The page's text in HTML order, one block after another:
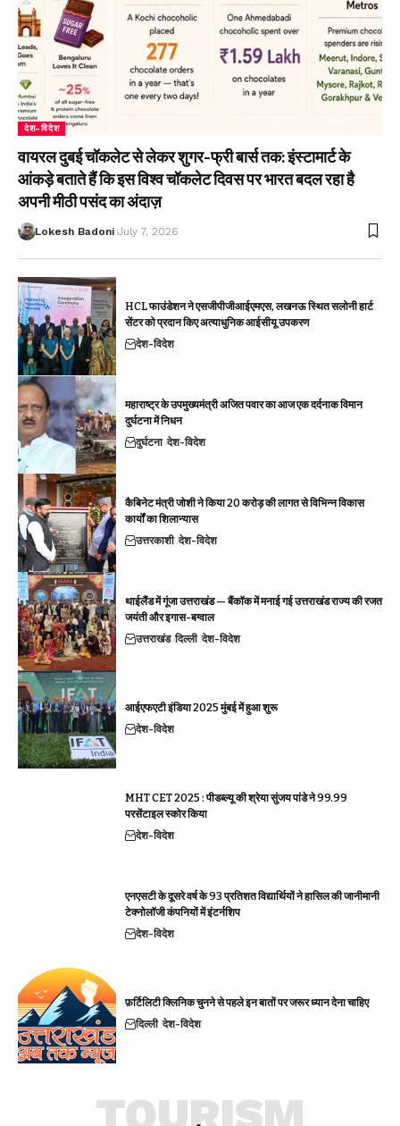
देश-विदेश
वायरल दुबई चॉकलेट से लेकर शुगर-फ्री बार्स तक: इंस्टामार्ट के
आंकड़े बताते हैं कि इस विश्व चॉकलेट दिवस पर भारत बदल रहा है
अपनी मीठी पसंद का अंदाज़
Lokesh Badoni July 7, 2026
HCL फाउंडेशन ने एसजीपीजीआईएमएस, लखनऊ स्थित सलोनी हार्ट
सेंटर को प्रदान किए अत्याधुनिक आईसीयू उपकरण
देश-विदेश
महाराष्ट्र के उपमुख्यमंत्री अजित पवार का आज एक दर्दनाक विमान
दुर्घटना में निधन
दुर्घटना देश-विदेश
कैबिनेट मंत्री जोशी ने किया 20 करोड़ की लागत से विभिन्न विकास
कार्यों का शिलान्यास
उत्तरकाशी देश-विदेश
थाईलैंड में गूंजा उत्तराखंड — बैंकॉक में मनाई गई उत्तराखंड राज्य की रजत
जयंती और इगास-बग्वाल
उत्तराखंड दिल्ली देश-विदेश
आईएफएटी इंडिया 2025 मुंबई में हुआ शुरू
देश-विदेश
MHT CET 2025 : पीडब्ल्यू की श्रेया सुंजय पांडे ने 99.99
परसेंटाइल स्कोर किया
देश-विदेश
एनएसटी के दूसरे वर्ष के 93 प्रतिशत विद्यार्थियों ने हासिल की जानीमानी
टेक्नोलॉजी कंपनियों में इंटर्नशिप
देश-विदेश
फ़र्टिलिटी क्लिनिक चुनने से पहले इन बातों पर जरूर ध्यान देना चाहिए
दिल्ली देश-विदेश
TOURISM